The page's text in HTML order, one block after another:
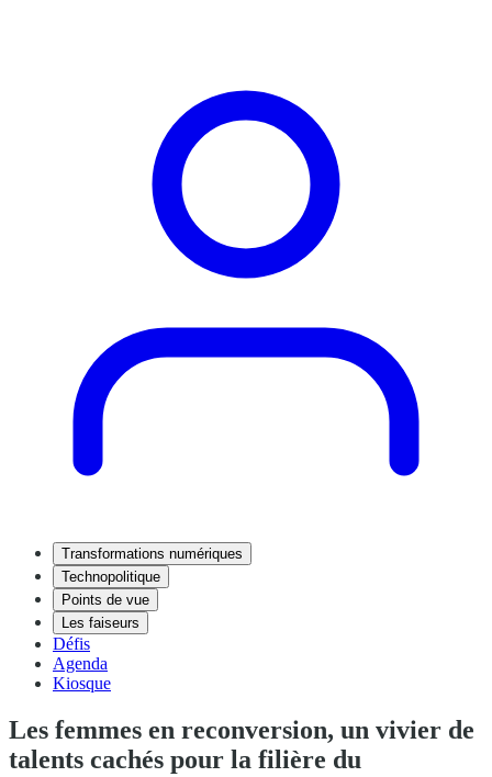
Transformations numériques
Technopolitique
Points de vue
Les faiseurs
Défis
Agenda
Kiosque
Les femmes en reconversion, un vivier de
talents cachés pour la filière du